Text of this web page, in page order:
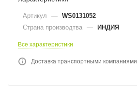
Артикул — WS0131052
Страна производтва — ИНДИЯ
Все характеристики
Доставка транспортными компаниями